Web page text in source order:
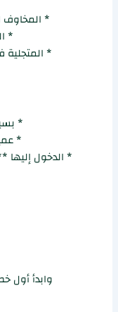
* المخاوف
*
* المتجلية
*
*
* الدخول
وابدأ أول